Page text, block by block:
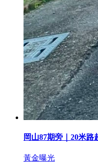
岡山87期旁｜20米
黃金曝光